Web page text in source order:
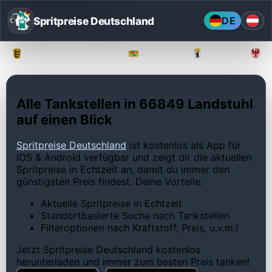
Spritpreise Deutschland DE
Alle Tankstellen in 66849 Landstuhl
auf einen Blick
Spritpreise Deutschland ist kostenlos als App für
iOS & Android verfügbar und zeigt dir die aktuellen
Spritpreise in Echtzeit an, damit du immer den
günstigsten Preis findest. Deine Vorteile:
Aktuelle Spritpreise in Echtzeit
Standortbasierte Suche nach Tankstellen
Filteroptionen nach Kraftstoff, Preis, u.v.m.!
Jetzt Spritpreise Deutschland kostenlos
herunterladen und immer zum besten Preis tanken!